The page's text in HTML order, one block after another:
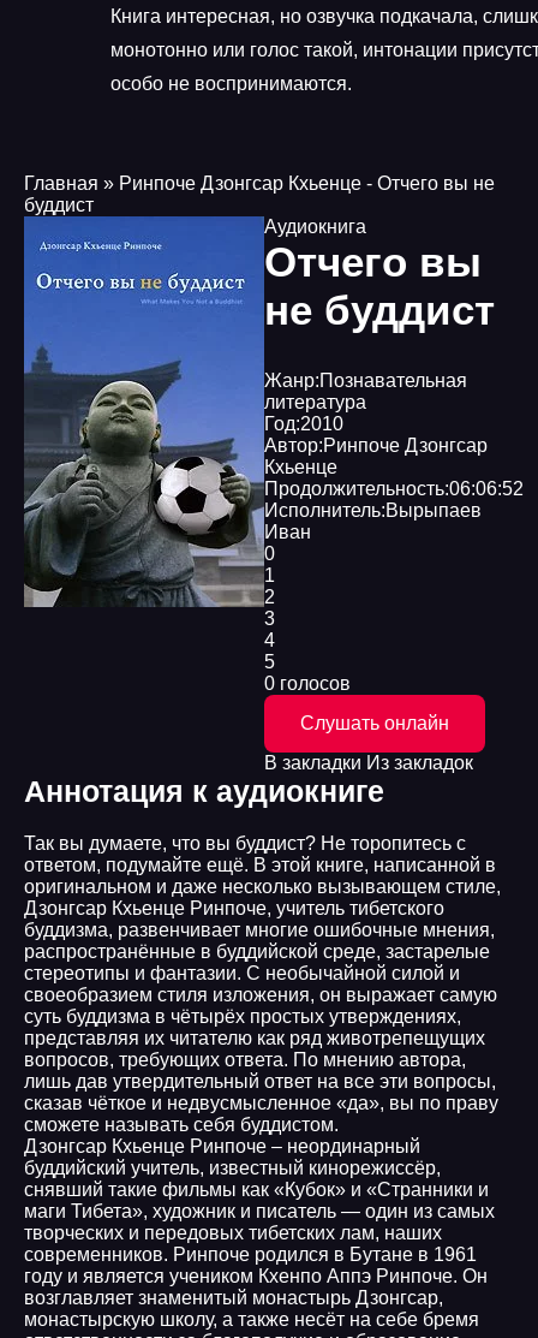
Книга интересная, но озвучка подкачала,
монотонно или голос такой, интонации
особо не воспринимаются.
Главная » Ринпоче Дзонгсар Кхьенце - Отчего вы не
буддист
Аудиокнига
Отчего вы
не буддист
Жанр:Познавательная
литература
Год:2010
Автор:Ринпоче Дзонгсар
Кхьенце
Продолжительность:06:06:52
Исполнитель:Вырыпаев
Иван
0
1
2
3
4
5
0 голосов
Слушать онлайн
В закладки Из закладок
Аннотация к аудиокниге
Так вы думаете, что вы буддист? Не торопитесь с
ответом, подумайте ещё. В этой книге, написанной в
оригинальном и даже несколько вызывающем стиле,
Дзонгсар Кхьенце Ринпоче, учитель тибетского
буддизма, развенчивает многие ошибочные мнения,
распространённые в буддийской среде, застарелые
стереотипы и фантазии. С необычайной силой и
своеобразием стиля изложения, он выражает самую
суть буддизма в чётырёх простых утверждениях,
представляя их читателю как ряд животрепещущих
вопросов, требующих ответа. По мнению автора,
лишь дав утвердительный ответ на все эти вопросы,
сказав чёткое и недвусмысленное «да», вы по праву
сможете называть себя буддистом.
Дзонгсар Кхьенце Ринпоче – неординарный
буддийский учитель, известный кинорежиссёр,
снявший такие фильмы как «Кубок» и «Странники и
маги Тибета», художник и писатель — один из самых
творческих и передовых тибетских лам, наших
современников. Ринпоче родился в Бутане в 1961
году и является учеником Кхенпо Аппэ Ринпоче. Он
возглавляет знаменитый монастырь Дзонгсар,
монастырскую школу, а также несёт на себе бремя